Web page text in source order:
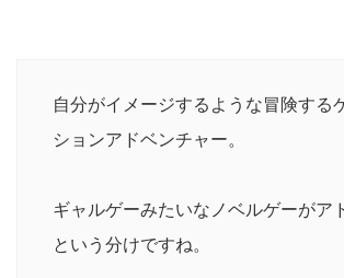
自分がイメージするような冒険する
ションアドベンチャー。
ギャルゲーみたいなノベルゲーがア
という分けですね。